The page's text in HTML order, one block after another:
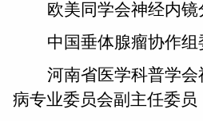
欧美同学会神经内镜
中国垂体腺瘤协作组
河南省医学科普学
病专业委员会副主任委员